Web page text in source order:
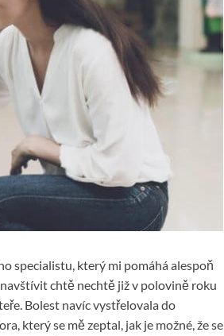
specialistu, který mi pomáhá alespoň
chtě nechtě již v polovině roku
Bolest navíc vystřelovala do
který se mě zeptal, jak je možné, že se